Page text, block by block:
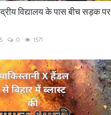
विद्यालय के पास बीच सड़क पर
0 1571